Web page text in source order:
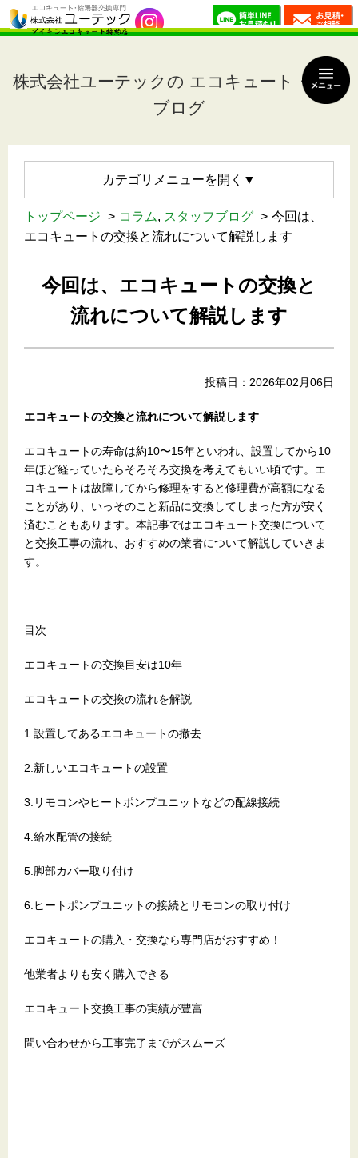
株式会社ユーテックの エコキュート・Staff
ブログ
カテゴリメニュー
トップページ コラム, スタッフブログ
今回は、
エコキュートの交換と流れについて解説します
今回は、エコキュートの交換と
流れについて解説します
投稿日：2026年02月06日
エコキュートの交換と流れについて解説します
エコキュートの寿命は約10〜15年といわれ、設置してから10
年ほど経っていたらそろそろ交換を考えてもいい頃です。エ
コキュートは故障してから修理をすると修理費が高額になる
ことがあり、いっそのこと新品に交換してしまった方が安く
済むこともあります。本記事ではエコキュート交換について
と交換工事の流れ、おすすめの業者について解説していきま
す。
目次
エコキュートの交換目安は10年
エコキュートの交換の流れを解説
1.設置してあるエコキュートの撤去
2.新しいエコキュートの設置
3.リモコンやヒートポンプユニットなどの配線接続
4.給水配管の接続
5.脚部カバー取り付け
6.ヒートポンプユニットの接続とリモコンの取り付け
エコキュートの購入・交換なら専門店がおすすめ！
他業者よりも安く購入できる
エコキュート交換工事の実績が豊富
問い合わせから工事完了までがスムーズ